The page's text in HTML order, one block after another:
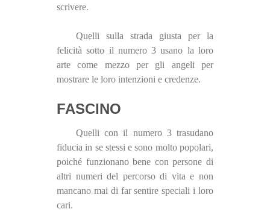
scrivere.
Quelli sulla strada giusta per la
felicità sotto il numero 3 usano la loro
arte come mezzo per gli angeli per
mostrare le loro intenzioni e credenze.
FASCINO
Quelli con il numero 3 trasudano
fiducia in se stessi e sono molto popolari,
poiché funzionano bene con persone di
altri numeri del percorso di vita e non
mancano mai di far sentire speciali i loro
cari.